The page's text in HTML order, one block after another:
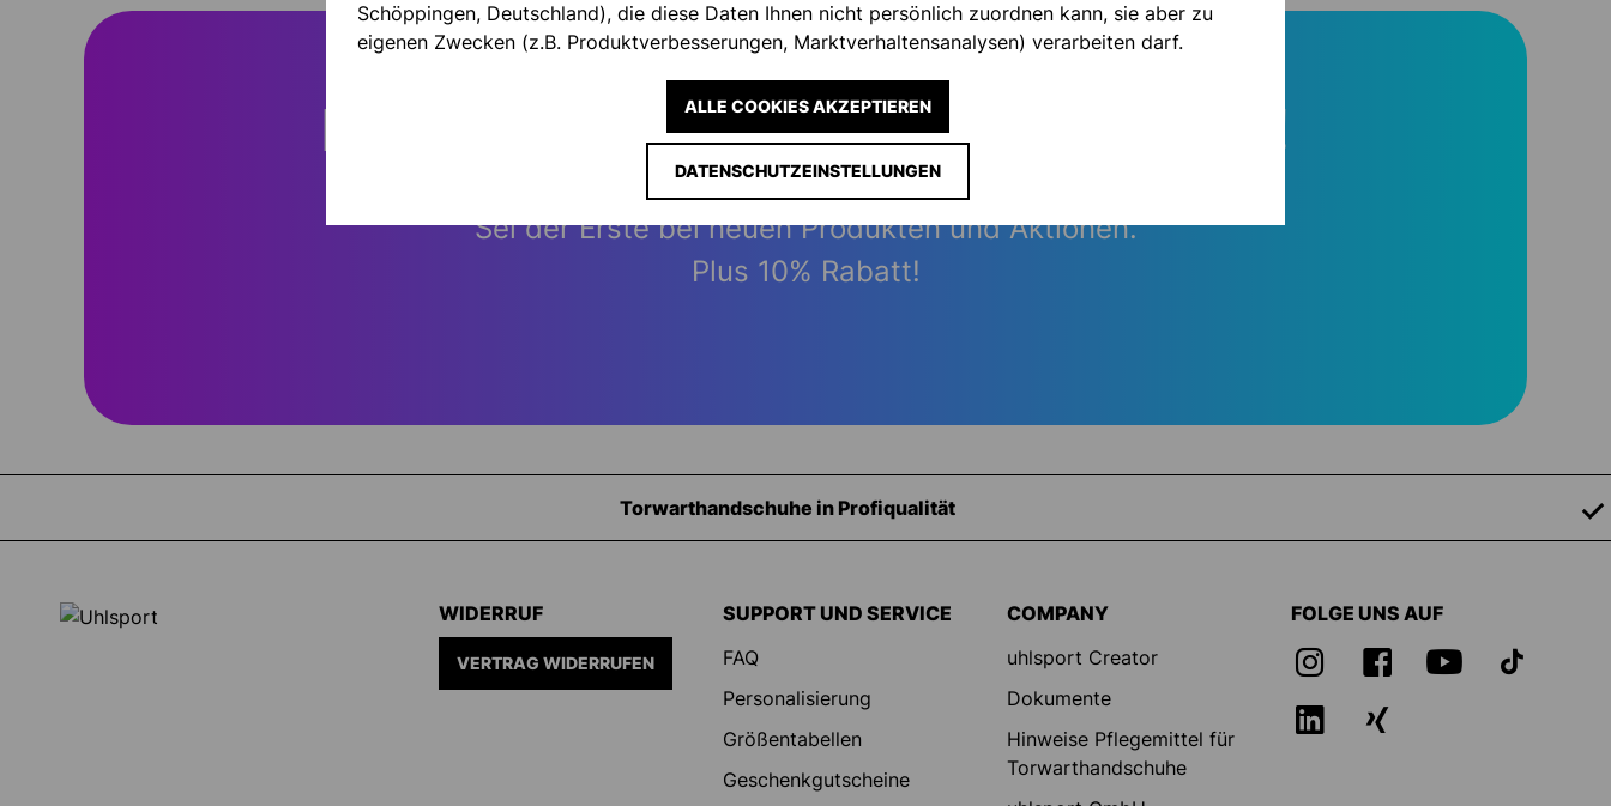
IMMER INFORMIERT UND SPAREN!
Sei der Erste bei neuen Produkten und Aktionen.
Plus 10% Rabatt!
Ausrüstung für Torhüter
WIDERRUF
VERTRAG WIDERRUFEN
SUPPORT UND SERVICE
FAQ
Personalisierung
Größentabellen
Geschenkgutscheine
COMPANY
uhlsport Creator
Dokumente
Hinweise Pflegemittel für
Torwarthandschuhe
FOLGE UNS AUF
Schöppingen, Deutschland), die diese Daten Ihnen nicht persönlich zuordnen kann, sie aber zu
eigenen Zwecken (z.B. Produktverbesserungen, Marktverhaltensanalysen) verarbeiten darf.
DATENSCHUTZEINSTELLUNGEN
ALLE COOKIES AKZEPTIEREN